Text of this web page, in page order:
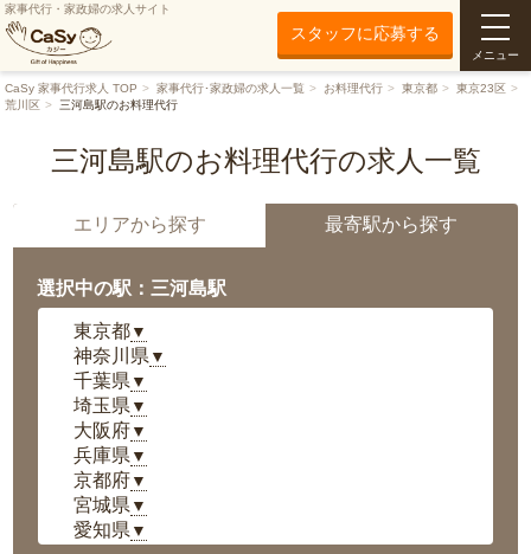
家事代行・家政婦の求人サイト
スタッフに応募する
メニュー
CaSy 家事代行求人 TOP 家事代行･家政婦の求人一覧 お料理代行 東京都
東京23区
荒川区
三河島駅のお料理代行
三河島駅のお料理代行の求人一覧
エリアから探す 最寄駅から探す
選択中の駅：三河島駅
東京都▼
神奈川県 ▼
千葉県 ▼
埼玉県 ▼
大阪府▼
兵庫県 ▼
京都府▼
宮城県 ▼
愛知県 ▼